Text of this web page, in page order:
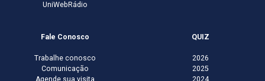
UniWebRádio
Fale Conosco
Trabalhe conosco
Comunicação
QUIZ
2026
2025